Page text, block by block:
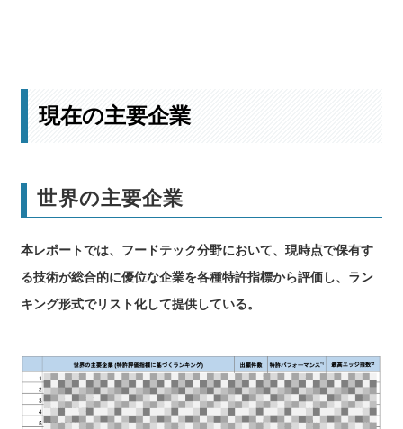
現在の主要企業
世界の主要企業
本レポートでは、フードテック分野において、現時点で保有す
る技術が総合的に優位な企業を各種特許指標から評価し、ラン
キング形式でリスト化して提供している。